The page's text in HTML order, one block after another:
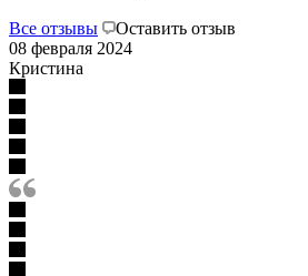
Все отзывы
Оставить отзыв
08 февраля 2024
Кристина